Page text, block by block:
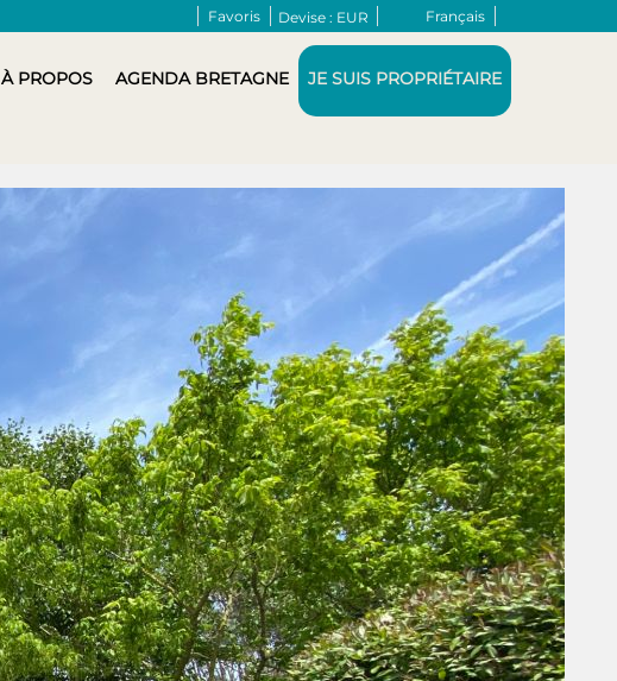
Français
Devise : EUR
Favoris
À PROPOS AGENDA BRETAGNE JE SUIS PROPRIÉTAIRE